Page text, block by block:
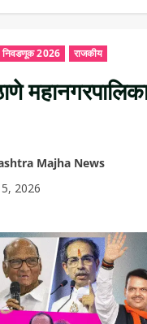
निवडणूक 2026 राजकीय
Majha News
2026